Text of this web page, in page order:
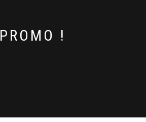
PROMO !